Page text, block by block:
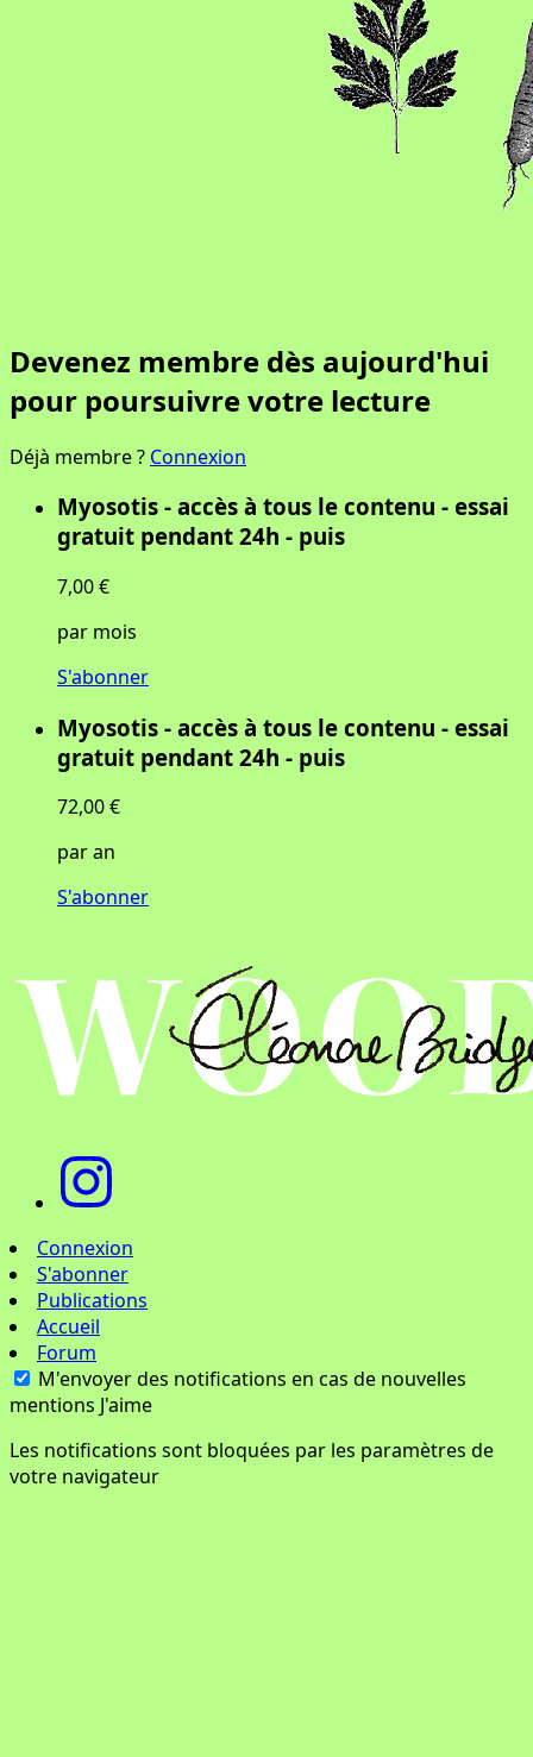
Devenez membre dès aujourd'hui
pour poursuivre votre lecture
Déjà membre ? Connexion
Myosotis - accès à tous le contenu - essai
gratuit pendant 24h - puis
7,00 €
par mois
S'abonner
Myosotis - accès à tous le contenu - essai
gratuit pendant 24h - puis
72,00 €
par an
S'abonner
Connexion
S'abonner
Publications
Accueil
Forum
M'envoyer des notifications en cas de nouvelles
mentions J'aime
Les notifications sont bloquées par les paramètres de
votre navigateur